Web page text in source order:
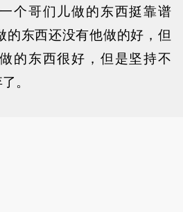
个哥们儿做的东西挺靠谱
的东西还没有他做的好，但
的东西很好，但是坚持不
。